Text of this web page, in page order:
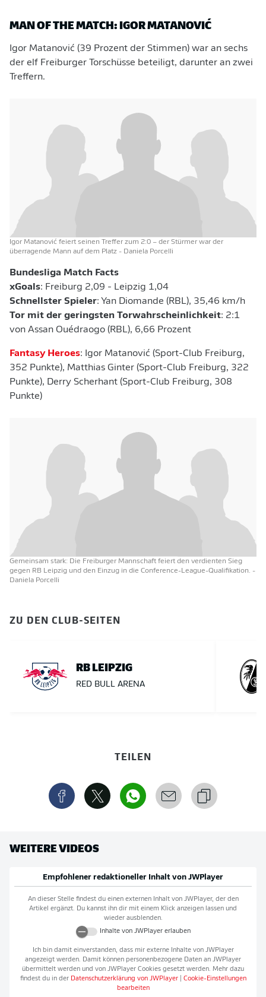
MAN OF THE MATCH: IGOR MATANOVIĆ
Igor Matanović (39 Prozent der Stimmen) war an sechs
der elf Freiburger Torschüsse beteiligt, darunter an zwei
Treffern.
Igor Matanović feiert seinen Treffer zum 2:0 – der Stürmer war der
überragende Mann auf dem Platz - Daniela Porcelli
Bundesliga Match Facts
xGoals: Freiburg 2,09 - Leipzig 1,04
Schnellster Spieler: Yan Diomande (RBL), 35,46 km/h
Tor mit der geringsten Torwahrscheinlichkeit: 2:1
von Assan Ouédraogo (RBL), 6,66 Prozent
Fantasy Heroes: Igor Matanović (Sport-Club Freiburg,
352 Punkte), Matthias Ginter (Sport-Club Freiburg, 322
Punkte), Derry Scherhant (Sport-Club Freiburg, 308
Punkte)
Gemeinsam stark: Die Freiburger Mannschaft feiert den verdienten Sieg
gegen RB Leipzig und den Einzug in die Conference-League-Qualifikation. -
Daniela Porcelli
ZU DEN CLUB-SEITEN
RB LEIPZIG
RED BULL ARENA
TEILEN
WEITERE VIDEOS
Empfohlener redaktioneller Inhalt von JWPlayer
An dieser Stelle findest du einen externen Inhalt von JWPlayer, der den
Artikel ergänzt. Du kannst ihn dir mit einem Klick anzeigen lassen und
wieder ausblenden.
Inhalte von JWPlayererlauben
Ich bin damit einverstanden, dass mir externe Inhalte von JWPlayer
angezeigt werden. Damit können personenbezogene Daten an JWPlayer
übermittelt werden und von JWPlayer Cookies gesetzt werden. Mehr dazu
findest du in der Datenschutzerklärung von JWPlayer| Cookie-Einstellungen
bearbeiten